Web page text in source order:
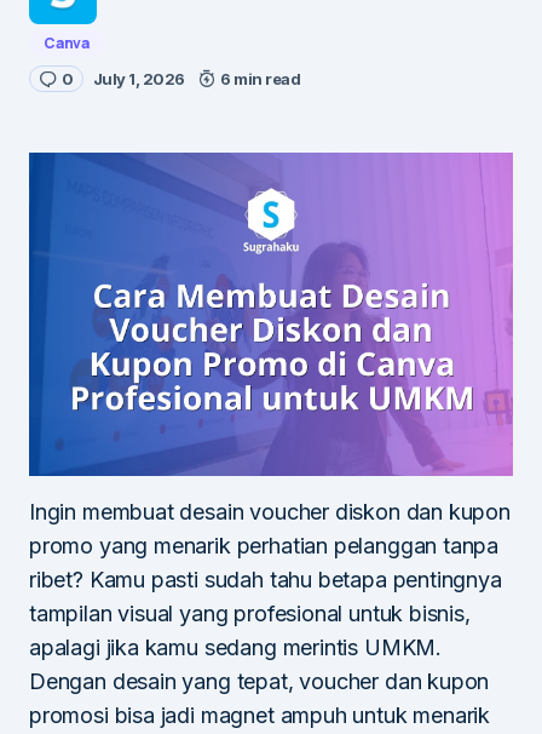
Canva
0 July 1, 2026 6 min read
Ingin membuat desain voucher diskon dan kupon
promo yang menarik perhatian pelanggan tanpa
ribet? Kamu pasti sudah tahu betapa pentingnya
tampilan visual yang profesional untuk bisnis,
apalagi jika kamu sedang merintis UMKM.
Dengan desain yang tepat, voucher dan kupon
promosi bisa jadi magnet ampuh untuk menarik